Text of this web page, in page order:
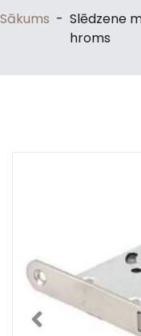
Sākums - Slēdzene
hroms